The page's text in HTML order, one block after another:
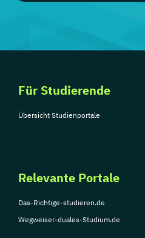
Für Studierende
Übersicht Studienportale
Relevante Portale
Das-Richtige-studieren.de
Wegweiser-duales-Studium.de